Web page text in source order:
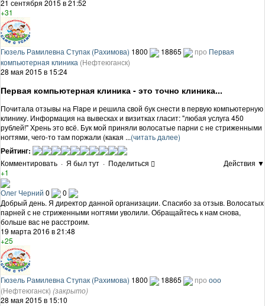
21 сентября 2015 в 21:52
+31
Гюзель Рамилевна Ступак (Рахимова) 1800 18865 про Первая
компьютерная клиника (Нефтеюганск)
28 мая 2015 в 15:24
Первая компьютерная клиника - это точно клиника...
Почитала отзывы на Flapе и решила свой бук снести в первую компьютерную
клинику. Информация на вывесках и визитках гласит: "любая услуга 450
рублей!" Хрень это всё. Бук мой приняли волосатые парни с не стриженными
ногтями, чего-то там поржали (какая ...(читать далее)
Рейтинг:
Комментировать · Я был тут · Поделиться
Действия ▼
+1
Олег Черний 0
0
Добрый день. Я директор данной организации. Спасибо за отзыв. Волосатых
парней с не стриженными ногтями уволили. Обращайтесь к нам снова,
больше вас не расстроим.
19 марта 2016 в 21:48
+25
Гюзель Рамилевна Ступак (Рахимова) 1800 18865 про ооо
(Нефтеюганск) (закрыто)
28 мая 2015 в 15:10